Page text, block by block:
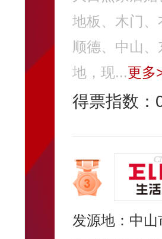
地板、木门
顺德、中山
地，现...更多
得票指数：
发源地：中山